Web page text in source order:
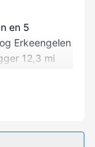
en 5
Erkeengelen
12,3 mi
avkjølte